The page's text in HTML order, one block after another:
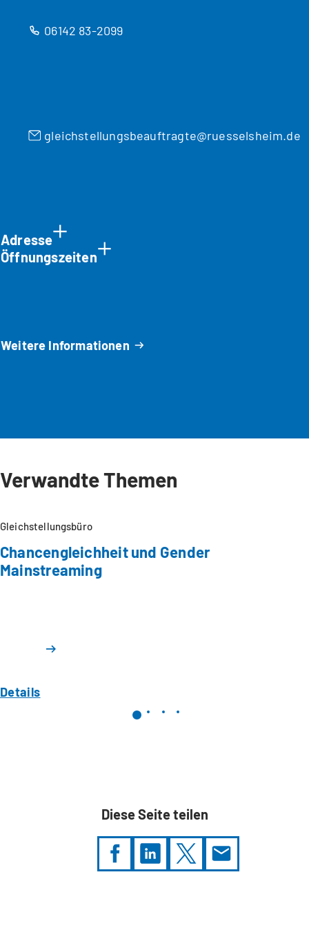
06142 83-2099
gleichstellungsbeauftragte ruesselsheim de
Adresse
Öffnungszeiten
Weitere Informationen
Verwandte Themen
Gleichstellungsbüro
Chancengleichheit und Gender
Mainstreaming
Details
Diese Seite teilen